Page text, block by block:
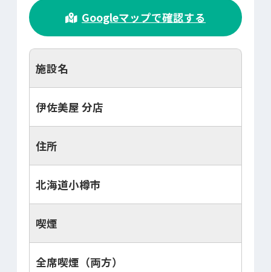
Googleマップで確認する
施設名
伊佐美屋 分店
住所
北海道小樽市
喫煙
全席喫煙（両方）